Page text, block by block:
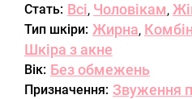
Стать: Всі, Чоловікам,
Тип шкіри: Жирна,
Шкіра з акне
Вік: Без обмежень
Призначення: Звуження